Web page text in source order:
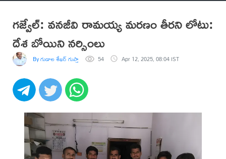
గజ్వేల్: వనజీవి రామయ్య మరణం తీరని లోటు:
దేశ బోయిని నర్సింలు
By గుడాల శేఖర్ గుప్తా 54 Apr 12, 2025, 08:04 IST